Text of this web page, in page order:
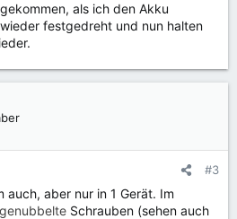
als ich den Akku
festgedreht und nun halten
#3
auch, aber nur in 1 Gerät. Im
Schrauben (sehen auch